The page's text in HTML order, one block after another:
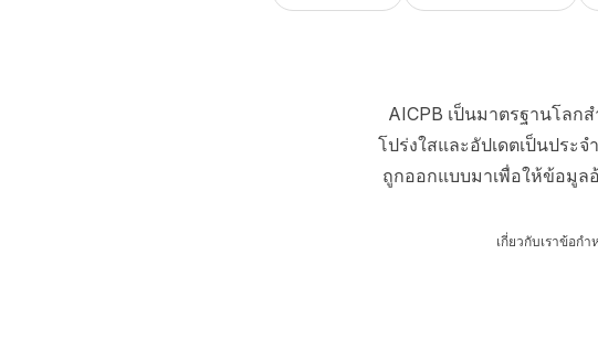
AICPB เป็นมาตรฐานโล
โปร่งใสและอัปเดตเป็นประ
ถูกออกแบบมาเพื่อให้ข้อมูล
เกี่ยวกับเราข้อกำ